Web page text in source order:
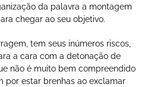
da palavra a montagem
chegar ao seu objetivo.
tem seus inúmeros riscos,
a cara com a detonação de
não é muito bem compreendido
por estar brenhas ao exclamar